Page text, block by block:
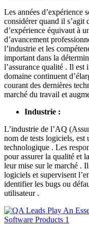
Les années d’expérience
considérer quand il s’agit
d’expérience équivaut à
d’avancement
l’industrie et les
important dans la
l’assurance qualité . Il est
domaine continuent
courant des dernières
marché du travail et
Industrie :
L’industrie de l’AQ
nom de tests logiciels, est
technologique . Les
pour assurer la qualité et
leur mise sur le marché .
logiciels et supervisent
identifier les bugs ou
utilisateur .